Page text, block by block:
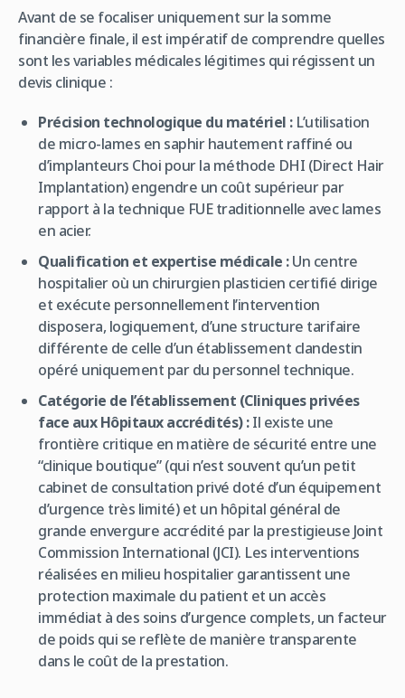
Avant de se focaliser uniquement sur la somme
financière finale, il est impératif de comprendre quelles
sont les variables médicales légitimes qui régissent un
devis clinique :
Précision technologique du matériel :L’utilisation
de micro-lames en saphir hautement raffiné ou
d’implanteurs Choi pour la méthode DHI (Direct Hair
Implantation) engendre un coût supérieur par
rapport à la technique FUE traditionnelle avec lames
en acier.
Qualification et expertise médicale :Un centre
hospitalier où un chirurgien plasticien certifié dirige
et exécute personnellement l’intervention
disposera, logiquement, d’une structure tarifaire
différente de celle d’un établissement clandestin
opéré uniquement par du personnel technique.
Catégorie de l’établissement (Cliniques privées
face aux Hôpitaux accrédités) :Il existe une
frontière critique en matière de sécurité entre une
“clinique boutique” (qui n’est souvent qu’un petit
cabinet de consultation privé doté d’un équipement
d’urgence très limité) et un hôpital général de
grande envergure accrédité par la prestigieuse Joint
Commission International (JCI). Les interventions
réalisées en milieu hospitalier garantissent une
protection maximale du patient et un accès
immédiat à des soins d’urgence complets, un facteur
de poids qui se reflète de manière transparente
dans le coût de la prestation.